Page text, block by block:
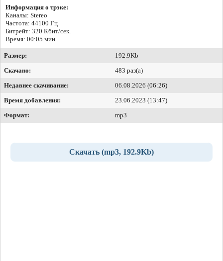
Информация о трэке:
Каналы: Stereo
Частота: 44100 Гц
Битрейт: 320 Кбит/сек.
Время: 00:05 мин
Размер:
192.9Kb
Скачано:
483 раз(а)
Недавнее скачивание:
06.08.2026 (06:26)
Время добавления:
23.06.2023 (13:47)
Формат:
mp3
Скачать (mp3, 192.9Kb)